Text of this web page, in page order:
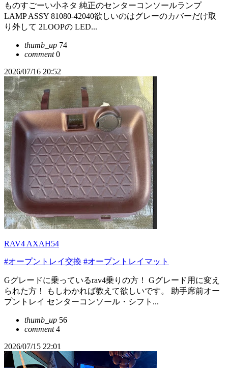
ものすごーい小ネタ 純正のセンターコンソールランプ
LAMP ASSY 81080-42040欲しいのはグレーのカバーだけ取
り外して 2LOOPの LED...
thumb_up 74
comment0
2026/07/16 20:52
RAV4 AXAH54
#オープントレイ交換 #オープントレイマット
Gグレードに乗っているrav4乗りの方！ Gグレード用に変え
られた方！ もしわかれば教えて欲しいです。 助手席前オー
プントレイ センターコンソール・シフト...
thumb_up 56
comment4
2026/07/15 22:01